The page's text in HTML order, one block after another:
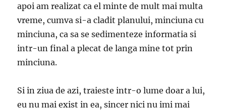
apoi am realizat ca el minte de mult mai multa
vreme, cumva si-a cladit planului, minciuna cu
minciuna, ca sa se sedimenteze informatia si
intr-un final a plecat de langa mine tot prin
minciuna.
Si in ziua de azi, traieste intr-o lume doar a lui,
eu nu mai exist in ea, sincer nici nu imi mai